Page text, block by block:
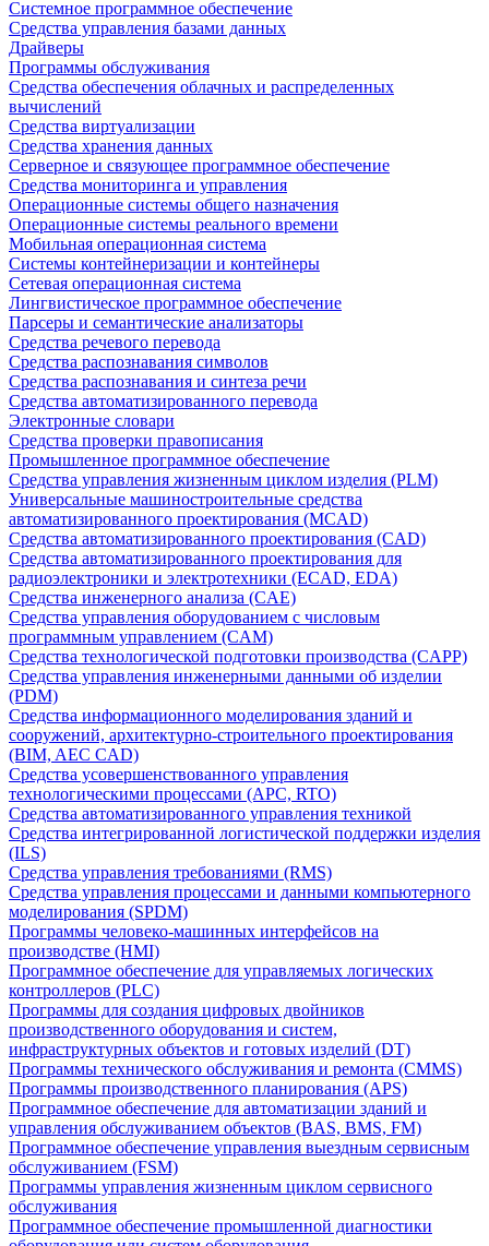
Системное программное обеспечение
Средства управления базами данных
Драйверы
Программы обслуживания
Средства обеспечения облачных и распределенных
вычислений
Средства виртуализации
Средства хранения данных
Серверное и связующее программное обеспечение
Средства мониторинга и управления
Операционные системы общего назначения
Операционные системы реального времени
Мобильная операционная система
Системы контейнеризации и контейнеры
Сетевая операционная система
Лингвистическое программное обеспечение
Парсеры и семантические анализаторы
Средства речевого перевода
Средства распознавания символов
Средства распознавания и синтеза речи
Средства автоматизированного перевода
Электронные словари
Средства проверки правописания
Промышленное программное обеспечение
Средства управления жизненным циклом изделия (PLM)
Универсальные машиностроительные средства
автоматизированного проектирования (MCAD)
Средства автоматизированного проектирования (CAD)
Средства автоматизированного проектирования для
радиоэлектроники и электротехники (ECAD, EDA)
Средства инженерного анализа (CAE)
Средства управления оборудованием с числовым
программным управлением (CAM)
Средства технологической подготовки производства (CAPP)
Средства управления инженерными данными об изделии
(PDM)
Средства информационного моделирования зданий и
сооружений, архитектурно-строительного проектирования
(BIM, AEC CAD)
Средства усовершенствованного управления
технологическими процессами (APC, RTO)
Средства автоматизированного управления техникой
Средства интегрированной логистической поддержки изделия
(ILS)
Средства управления требованиями (RMS)
Средства управления процессами и данными компьютерного
моделирования (SPDM)
Программы человеко-машинных интерфейсов на
производстве (HMI)
Программное обеспечение для управляемых логических
контроллеров (PLC)
Программы для создания цифровых двойников
производственного оборудования и систем,
инфраструктурных объектов и готовых изделий (DT)
Программы технического обслуживания и ремонта (CMMS)
Программы производственного планирования (APS)
Программное обеспечение для автоматизации зданий и
управления обслуживанием объектов (BAS, BMS, FM)
Программное обеспечение управления выездным сервисным
обслуживанием (FSM)
Программы управления жизненным циклом сервисного
обслуживания
Программное обеспечение промышленной диагностики